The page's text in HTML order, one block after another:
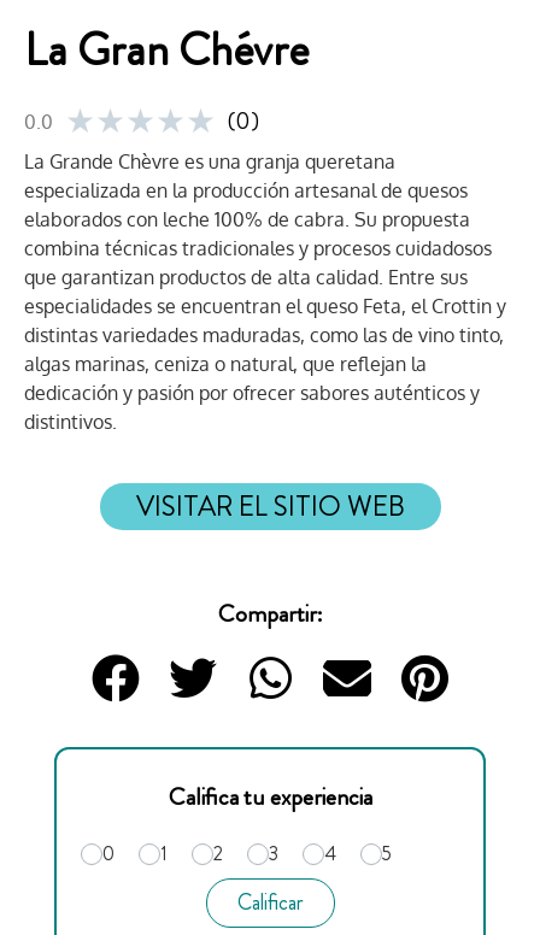
La Gran Chévre
0.0 ★★★★★ (0)
La Grande Chèvre es una granja queretana
especializada en la producción artesanal de quesos
elaborados con leche 100% de cabra. Su propuesta
combina técnicas tradicionales y procesos cuidadosos
que garantizan productos de alta calidad. Entre sus
especialidades se encuentran el queso Feta, el Crottin y
distintas variedades maduradas, como las de vino tinto,
algas marinas, ceniza o natural, que reflejan la
dedicación y pasión por ofrecer sabores auténticos y
distintivos.
VISITAR EL SITIO WEB
Compartir:
Califica tu experiencia
0 1 2 3 4 5
Calificar